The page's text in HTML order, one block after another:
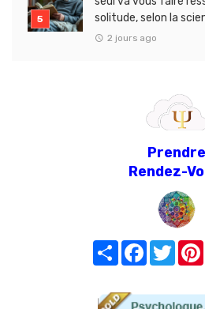
solitude, selon la
2 jours ago
Prendre
Rendez-
Share Facebook